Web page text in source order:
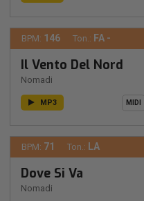
BPM: 146 Ton.: FA -
Il Vento Del Nord
Nomadi
MP3 MIDI
BPM: 71 Ton.: LA
Dove Si Va
Nomadi